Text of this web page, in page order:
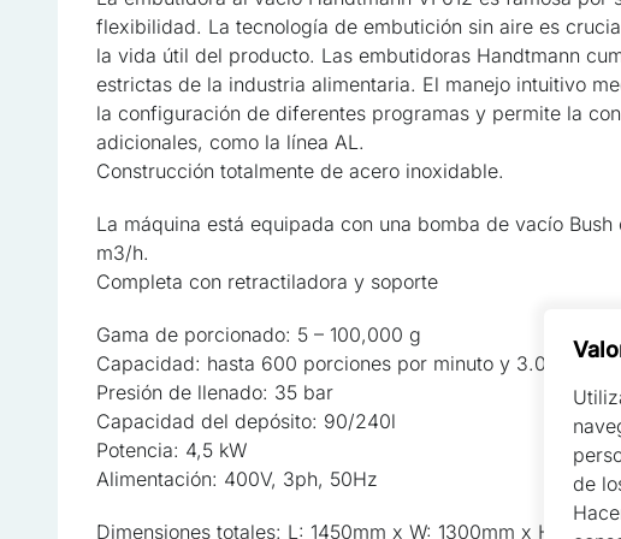
flexibilidad. La tecnología de embutición sin aire es
la vida útil del producto. Las embutidoras Handtmann
estrictas de la industria alimentaria. El manejo intuitivo
la configuración de diferentes programas y permite la
adicionales, como la línea AL.
Construcción totalmente de acero inoxidable.
La máquina está equipada con una bomba de vacío
m3/h.
Completa con retractiladora y soporte
Gama de porcionado: 5 – 100,000 g
Capacidad: hasta 600 porciones por minuto y 3.000 kg/h
Presión de llenado: 35 bar
Capacidad del depósito: 90/240l
Potencia: 4,5 kW
Alimentación: 400V, 3ph, 50Hz
Dimensiones totales: L: 1450mm x W: 1300mm x H:
de
Utilizamos cookies para personalizar
Compartimos información sobre
quienes pueden combinarla con otra
hayas hecho de sus servicios.
Esenciales
Las cookies esenciales son
Preferencias
Las cookies de preferencias
página, por ejemplo, el idioma